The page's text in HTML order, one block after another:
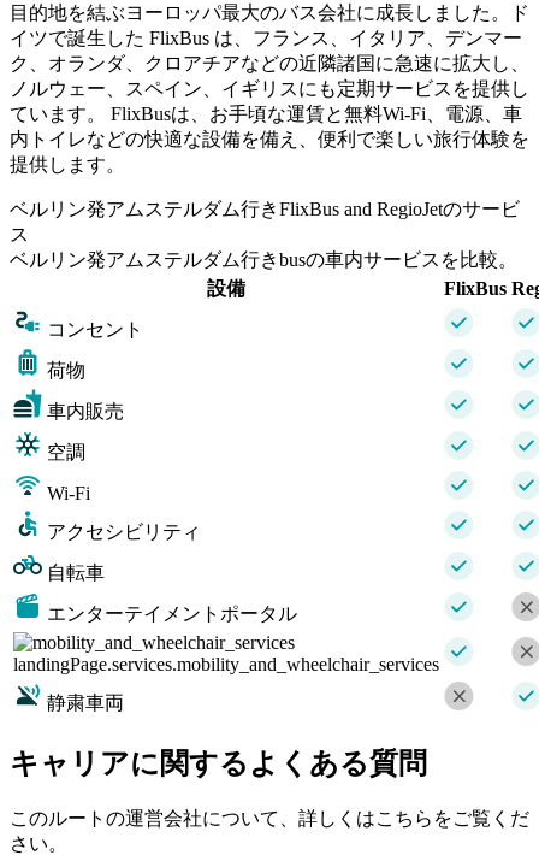
目的地を結ぶヨーロッパ最大のバス会社に成長しました。ド
イツで誕生した FlixBus は、フランス、イタリア、デンマー
ク、オランダ、クロアチアなどの近隣諸国に急速に拡大し、
ノルウェー、スペイン、イギリスにも定期サービスを提供し
ています。 FlixBusは、お手頃な運賃と無料Wi-Fi、電源、車
内トイレなどの快適な設備を備え、便利で楽しい旅行体験を
提供します。
ベルリン発アムステルダム行きFlixBus and RegioJetのサービ
ス
ベルリン発アムステルダム行きbusの車内サービスを比較。
設備
FlixBus
コンセント
荷物
車内販売
空調
Wi-Fi
アクセシビリティ
自転車
エンターテイメントポータル
landingPage.services.mobility_and_wheelchair_services
静粛車両
キャリアに関するよくある質問
このルートの運営会社について、詳しくはこちらをご覧くだ
さい。